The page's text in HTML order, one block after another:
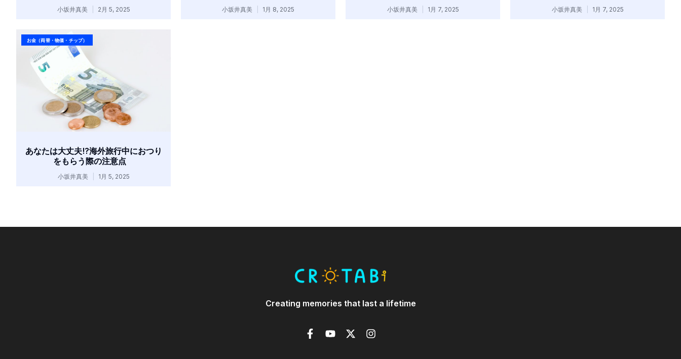
小坂井真美 2月 5, 2025 小坂井真美 1月 8, 2025 小坂井真美 1月 7, 2025 小坂井真美 1月 7, 2025
お金（両替・物価・チップ）
あなたは大丈夫!?海外旅行中におつり
をもらう際の注意点
小坂井真美 1月 5, 2025
Creating memories that last a lifetime